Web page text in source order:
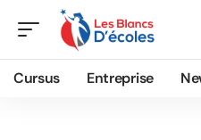
Cursus Entreprise